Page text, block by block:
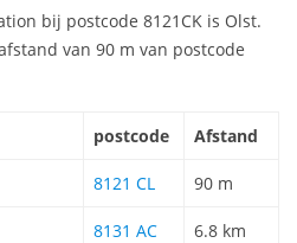
bij postcode 8121CK is Olst.
van 90 m van postcode
postcode Afstand
8121 CL 90 m
8131 AC 6.8 km